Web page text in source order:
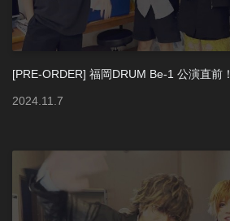
[PRE-ORDER] 福岡DRUM Be-1 公演直前！
2024.11.7